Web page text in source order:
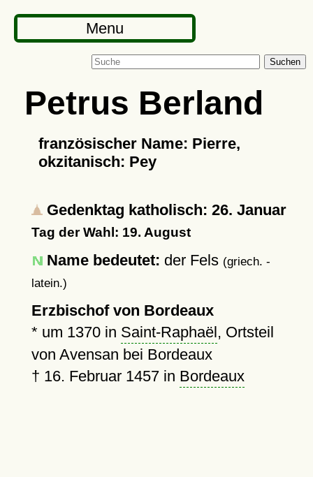
Menu
Suchen
Petrus Berland
französischer Name: Pierre,
okzitanisch: Pey
Gedenktag katholisch: 26. Januar
Tag der Wahl: 19. August
Name bedeutet: der Fels (griech. -
latein.)
Erzbischof von Bordeaux
* um 1370in Saint-Raphaël, Ortsteil
von Avensan bei Bordeaux
† 16. Februar 1457in Bordeaux